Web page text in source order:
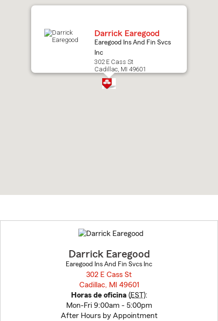
Darrick Earegood
Earegood Ins And Fin Svcs
Inc
302 E Cass St
Cadillac, MI 49601
to
before
Darrick Earegood
Earegood Ins And Fin Svcs Inc
302 E Cass St
Cadillac, MI 49601
Horas de oficina(EST):
Mon-Fri 9:00am - 5:00pm
After Hours by Appointment